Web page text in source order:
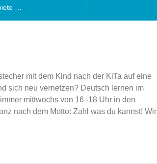
…
mit dem Kind nach der KiTa auf eine
sich neu vernetzen? Deutsch lernen im
mittwochs von 16 -18 Uhr in den
nach dem Motto: Zahl was du kannst! Wir